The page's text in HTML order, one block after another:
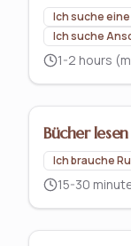
Ich suche
Ich suche
1-2 hours
Bücher lesen
Ich brauche
15-30